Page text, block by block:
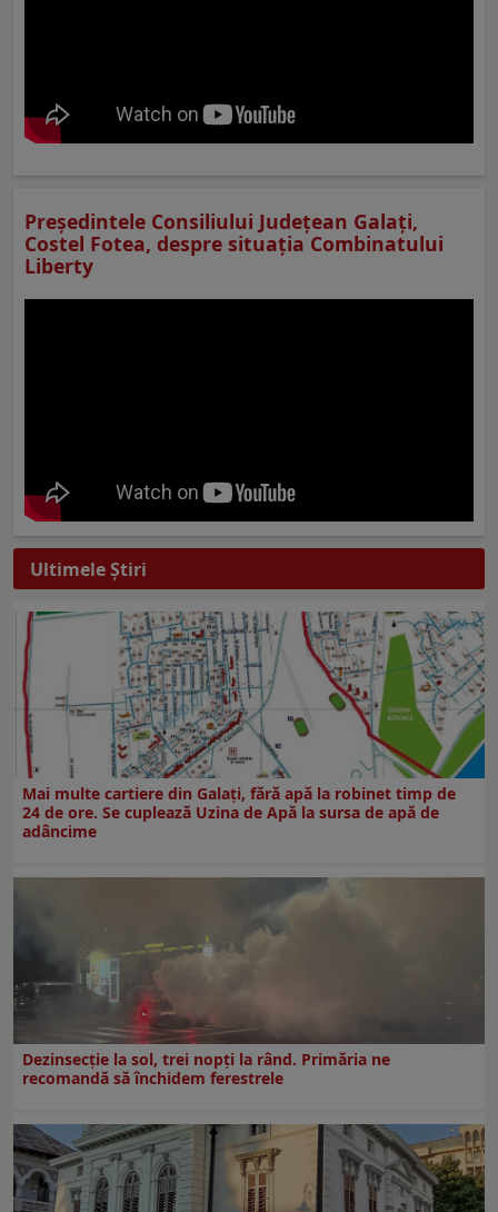
Preşedintele Consiliului Judeţean Galaţi,
Costel Fotea, despre situaţia Combinatului
Liberty
Ultimele Ştiri
Mai multe cartiere din Galați, fără apă la robinet timp de
24 de ore. Se cuplează Uzina de Apă la sursa de apă de
adâncime
Dezinsecţie la sol, trei nopţi la rând. Primăria ne
recomandă să închidem ferestrele